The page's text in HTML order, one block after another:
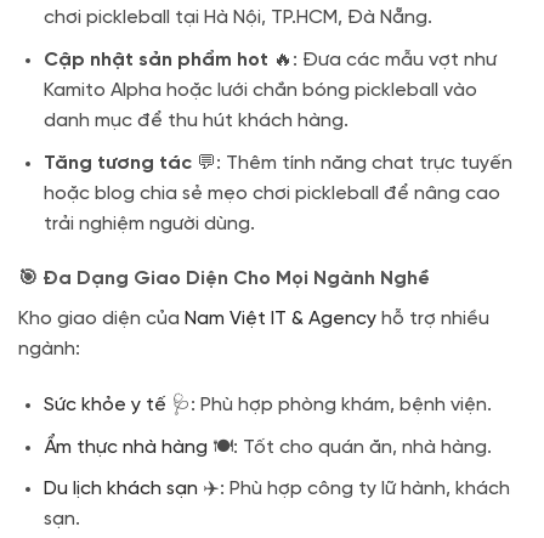
chơi pickleball tại Hà Nội, TP.HCM, Đà Nẵng.
Cập nhật sản phẩm hot 🔥: Đưa các mẫu vợt như
Kamito Alpha hoặc lưới chắn bóng pickleball vào
danh mục để thu hút khách hàng.
Tăng tương tác💬: Thêm tính năng chat trực tuyến
hoặc blog chia sẻ mẹo chơi pickleball để nâng cao
trải nghiệm người dùng.
🎯 Đa Dạng Giao Diện Cho Mọi Ngành Nghề
Kho giao diện của Nam Việt IT & Agency hỗ trợ nhiều
ngành:
Sức khỏe y tế 🩺: Phù hợp phòng khám, bệnh viện.
Ẩm thực nhà hàng 🍽️: Tốt cho quán ăn, nhà hàng.
Du lịch khách sạn ✈️: Phù hợp công ty lữ hành, khách
sạn.